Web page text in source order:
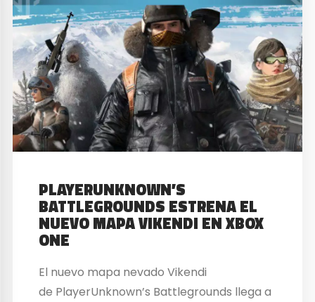
PLAYERUNKNOWN’S
BATTLEGROUNDS ESTRENA EL
NUEVO MAPA VIKENDI EN XBOX
ONE
El nuevo mapa nevado Vikendi
de PlayerUnknown’s Battlegrounds llega a